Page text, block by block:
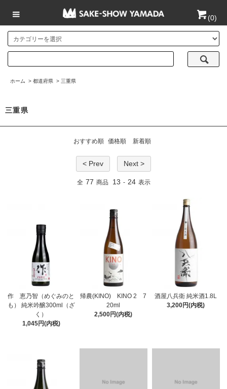
(0)
ホーム > 都道府県 > 三重県
三重県
おすすめ順 価格順 新着順
< Prev Next >
全 77 商品 13 - 24 表示
作 恵乃智（めぐみのと
も） 純米吟醸300ml（ざ
く）
1,045円(内税)
帰農(KINO) KINO 2 7
20ml
2,500円(内税)
酒屋八兵衛 純米酒1.8L
3,200円(内税)